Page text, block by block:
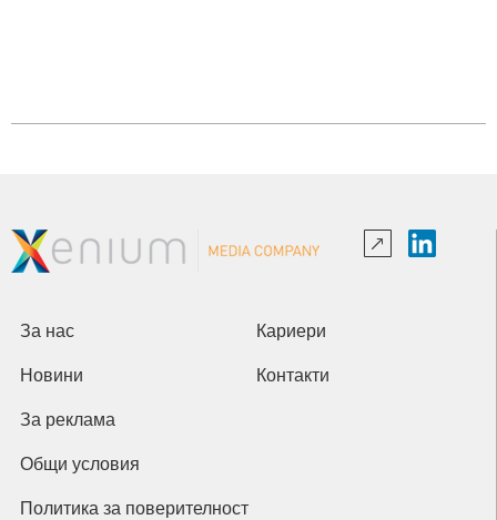
За нас Кариери
Новини Контакти
За реклама
Общи условия
Политика за поверителност